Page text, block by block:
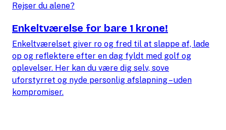
Rejser du alene?
Enkeltværelse for bare 1 krone!
Enkeltværelset giver ro og fred til at slappe af, lade
op og reflektere efter en dag fyldt med golf og
oplevelser. Her kan du være dig selv, sove
uforstyrret og nyde personlig afslapning – uden
kompromiser.